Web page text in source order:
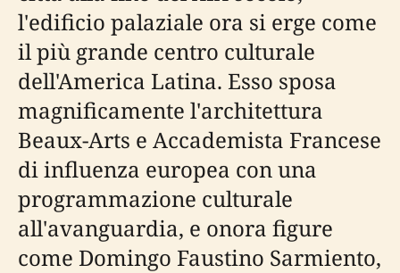
l'edificio palaziale ora si erge come
il più grande centro culturale
dell'America Latina. Esso sposa
magnificamente l'architettura
Beaux-Arts e Accademista Francese
di influenza europea con una
programmazione culturale
all'avanguardia, e onora figure
come Domingo Faustino Sarmiento,